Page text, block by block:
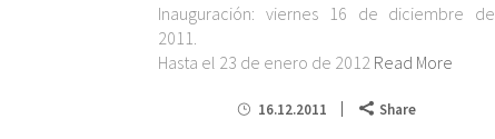
Inauguración: viernes 16 de diciembre de
2011.
Hasta el 23 de enero de 2012 Read More
16.12.2011 Share